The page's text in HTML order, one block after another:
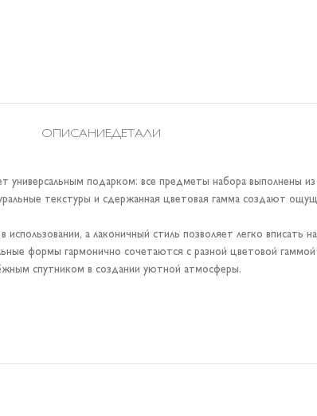
ОПИСАНИЕДЕТАЛИ
подарком: все предметы набора выполнены из
текстуры и сдержанная цветовая гамма создают
а лаконичный стиль позволяет легко
формы гармонично сочетаются с разной цветовой гаммой
спутником в создании уютной атмосферы.